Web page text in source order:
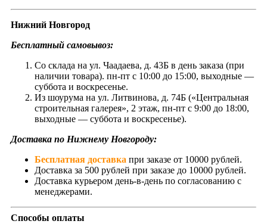
Нижний Новгород
Бесплатный самовывоз:
Со склада на ул. Чаадаева, д. 43Б в день заказа (при
наличии товара). пн-пт с 10:00 до 15:00, выходные —
суббота и воскресенье.
Из шоурума на ул. Литвинова, д. 74Б («Центральная
строительная галерея», 2 этаж, пн-пт с 9:00 до 18:00,
выходные — суббота и воскресенье).
Доставка по Нижнему Новгороду:
Бесплатная доставка при заказе от 10000 рублей.
Доставка за 500 рублей при заказе до 10000 рублей.
Доставка курьером день-в-день по согласованию с
менеджерами.
Способы оплаты